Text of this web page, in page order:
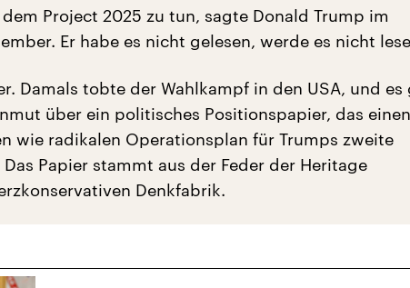
Project 2025 zu tun, sagte Donald Trump im
Er habe es nicht gelesen, werde es nicht
Damals tobte der Wahlkampf in den USA, und es
über ein politisches Positionspapier, das einen
wie radikalen Operationsplan für Trumps zweite
Papier stammt aus der Feder der Heritage
Denkfabrik.